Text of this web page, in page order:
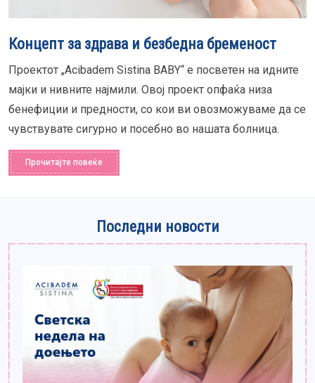
Концепт за здрава и безбедна бременост
Проектот „Acibadem Sistina BABY“ е посветен на идните
мајки и нивните најмили. Овој проект опфаќа низа
бенефиции и предности, со кои ви овозможуваме да се
чувствувате сигурно и посебно во нашата болница.
Прочитајте повеќе
Последни новости